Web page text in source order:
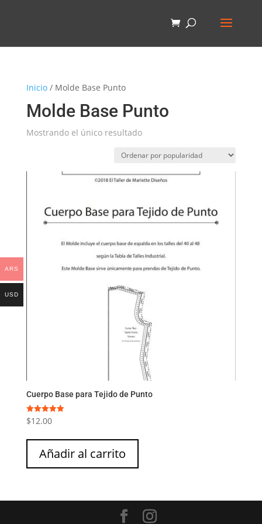
Inicio/ Molde Base Punto
Molde Base Punto
Mostrando el único resultado
Cuerpo Base para Tejido de Punto
Valorado
con
de 5
$12.00
Añadir al carrito
ARS
USD